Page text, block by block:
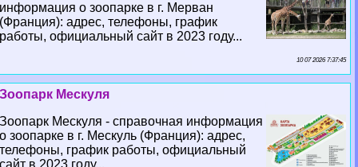
информация о зоопарке в г. Мерван
(Франция): адрес, телефоны, график
работы, официальный сайт в 2023 году...
10 07 2026 7:37:45
Зоопарк Мескуля
Зоопарк Мескуля - справочная информация
о зоопарке в г. Мескуль (Франция): адрес,
телефоны, график работы, официальный
сайт в 2023 году...